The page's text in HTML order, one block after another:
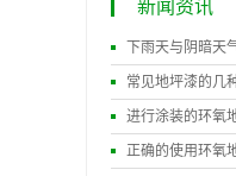
新闻资讯
下雨天与阴暗天
常见地坪漆的几
进行涂装的环氧
正确的使用环氧